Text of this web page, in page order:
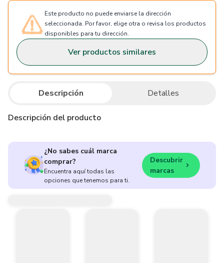
Este producto no puede enviarse la dirección
seleccionada. Por favor, elige otra o revisa los productos
disponibles para tu dirección.
Ver productos similares
Descripción Detalles
Descripción del producto
¿No sabes cuál marca
comprar?
Encuentra aquí todas las
opciones que tenemos para ti.
Descubrir
marcas